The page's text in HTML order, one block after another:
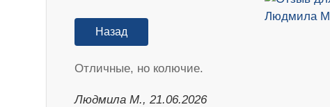
Назад
Отличные, но колючие.
Людмила М., 21.06.2026